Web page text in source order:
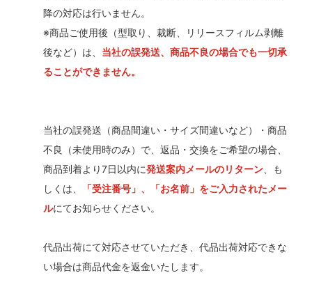
降の対応は行いません。
※商品ご使用後（型取り、裁断、リリースフィルム剥離
後など）は、 当社の誤発送、商品不良の場合でも一切承
ることができません。
当社の誤発送（商品間違い・サイズ間違いなど）・商品
不良（未使用時のみ）で、返品・交換をご希望の場合、
商品到着より7日以内に発送案内メールのリターン 、も
しくは、
「受注番号」、「お名前」をご入力されたメー
ルにてお知らせください。
代品出荷にて対応させていただき、代品出荷対応できな
い場合は商品代金を返金いたします。